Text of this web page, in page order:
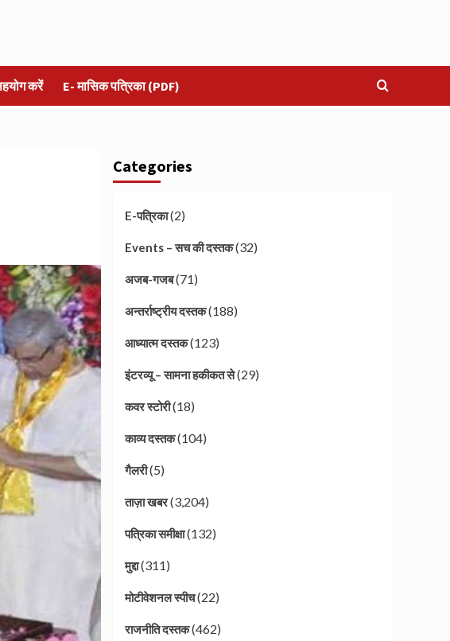
करें E- मासिक पत्रिका (PDF)
Categories
E-पत्रिका(2)
Events – सच की दस्तक(32)
अजब-गजब(71)
अन्तर्राष्ट्रीय दस्तक(188)
आध्यात्म दस्तक(123)
इंटरव्यू – सामना हकीकत से(29)
कवर स्टोरी(18)
काव्य दस्तक(104)
गैलरी(5)
ताज़ा खबर(3,204)
पत्रिका समीक्षा(132)
मुद्दा(311)
मोटीवेशनल स्पीच(22)
राजनीति दस्तक(462)